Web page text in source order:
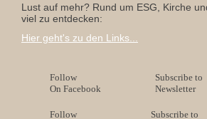
Lust auf mehr? Rund um ESG, Kirche
viel zu entdecken:
Hier geht's zu den Links...
Follow
On Facebook
Subscribe to
Newsletter
Follow
Subscribe to